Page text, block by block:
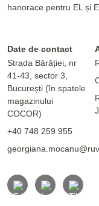
hanorace pentru EL și
Date de contact
Strada Bărăției, nr
41-43, sector 3,
București (în spatele
magazinului
COCOR)
+40 748 259 955